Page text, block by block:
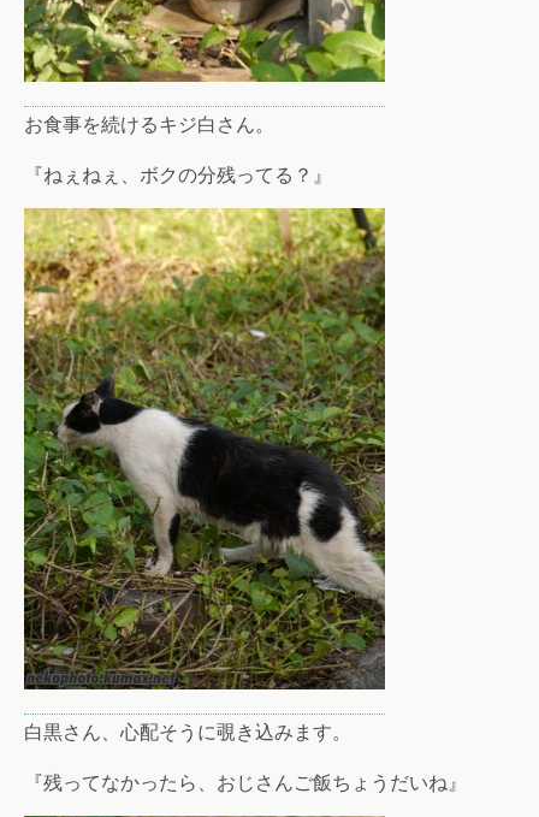
お食事を続けるキジ白さん。
『ねぇねぇ、ボクの分残ってる？』
白黒さん、心配そうに覗き込みます。
『残ってなかったら、おじさんご飯ちょうだいね』